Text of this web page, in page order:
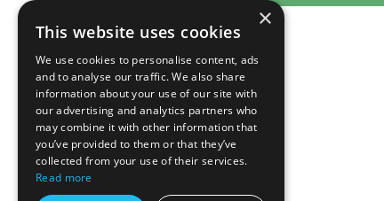
×
This website uses cookies
We use cookies to personalise content, ads
and to analyse our traffic. We also share
information about your use of our site with
our advertising and analytics partners who
may combine it with other information that
you’ve provided to them or that they’ve
collected from your use of their services.
Read more